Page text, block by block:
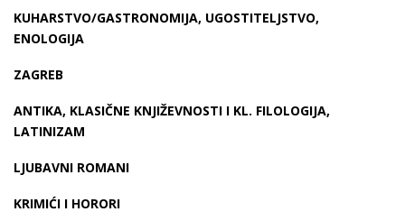
KUHARSTVO/GASTRONOMIJA, UGOSTITELJSTVO,
ENOLOGIJA
ZAGREB
ANTIKA, KLASIČNE KNJIŽEVNOSTI I KL. FILOLOGIJA,
LATINIZAM
LJUBAVNI ROMANI
KRIMIĆI I HORORI